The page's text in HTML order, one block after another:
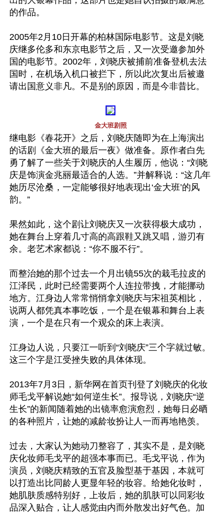
的作品。
2005年2月10日开幕的柏林国际电影节。这是刘晓
庆继多伦多和东京电影节之后，又一次受邀参加外
国的电影节。2002年，刘晓庆被捕前准备登机去法
国时，在机场入机口被拦下，所以此次复出后被邀
请出国意义非凡。不是别的原因，而是今非昔比。
金大班剧照
继电影《春花开》之后，刘晓庆随即为在上海演出
的话剧《金大班的最后一夜》做准备。原作者白先
勇了解了一些关于刘晓庆的人生履历，他说：“刘晓
庆是饰演金兆丽最适合的人选。”并解释说：“这几年
她历尽沧桑，一定能够很好地表现出‘金大班’的风
韵。”
果然如此，这个剧让刘晓庆又一次获得极大成功，
她在舞台上穿着几寸高的高跟鞋又跳又唱，游刃有
余。老艺术家都说：“你不服不行”。
而整治她的那个过去一个月出镜55次的栽毛拉皮的
江泽民，此时已经需要两个人连拉带拽，才能挪动
地方。江身边人常常悄悄拿刘晓庆与宋祖英相比，
说两人都凭真本事吃饭，一个是在银幕和舞台上表
演，一个是在只有一个观众的床上表演。
江身边人说，只要江一听到“刘晓庆”三个字就过敏。
这三个字是江受挫失败的具体体现。
2013年7月3日，新华网在首页刊登了刘晓庆的化妆
师毛戈平解说她“如何逆生长”。报导说，刘晓庆“逆
生长”的新闻随着她的出镜率愈演愈烈，她每日必晒
的各种照片，让她的减龄妆扮让人一而再地艳羡。
过去，大家认为她动刀整容了，其实不是，是刘晓
庆化妆师毛戈平的超强本事而已。毛戈平说，作为
演员，刘晓庆精致的五官及脸型基于基因，本就可
以打造出比同龄人更显年轻的妆容。给她化妆时，
她肌肤质感特别好，上妆后，她的肌肤可以同彩妆
品深入贴合，让人感觉由内而外散发出好气色。加